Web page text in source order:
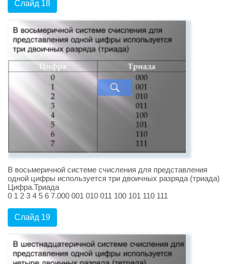
Слайд 18
В восьмеричной системе счисления для представления
одной цифры используется три двоичных разряда (триада)
Цифра.Триада
0 1 2 3 4 5 6 7.000 001 010 011 100 101 110 111
Слайд 19